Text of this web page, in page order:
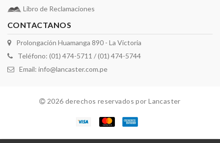
Libro de Reclamaciones
CONTACTANOS
Prolongación Huamanga 890 - La Victoria
Teléfono: (01) 474-5711 / (01) 474-5744
Email: info@lancaster.com.pe
2026 derechos reservados por Lancaster